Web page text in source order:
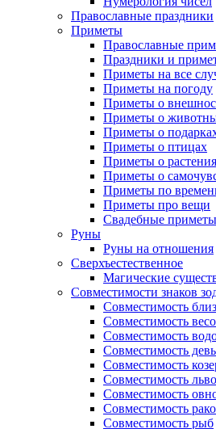
Православные праздники
Приметы
Православные
Праздники и
Приметы на все
Приметы на погоду
Приметы о
Приметы о
Приметы о
Приметы о птицах
Приметы о
Приметы о
Приметы по
Приметы про вещи
Свадебные приметы
Руны
Руны на отношения
Сверхъестественное
Магические
Совместимости знаков
Совместимость
Совместимость
Совместимость
Совместимость
Совместимость
Совместимость
Совместимость
Совместимость
Совместимость рыб